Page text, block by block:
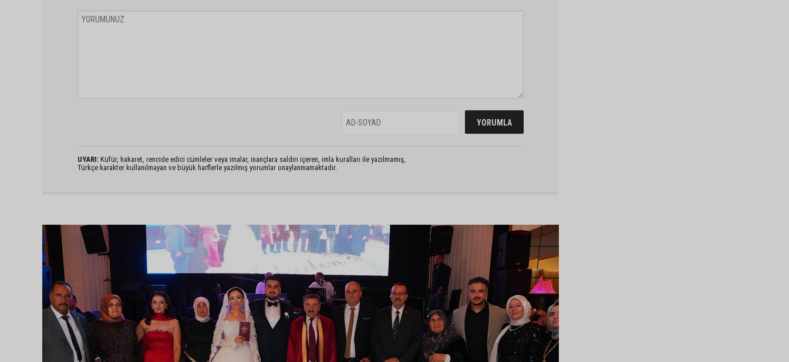
UYARI: Küfür, hakaret, rencide edici cümleler veya imalar, inançlara saldırı içeren, imla kuralları ile yazılmamış,
Türkçe karakter kullanılmayan ve büyük harflerle yazılmış yorumlar onaylanmamaktadır.